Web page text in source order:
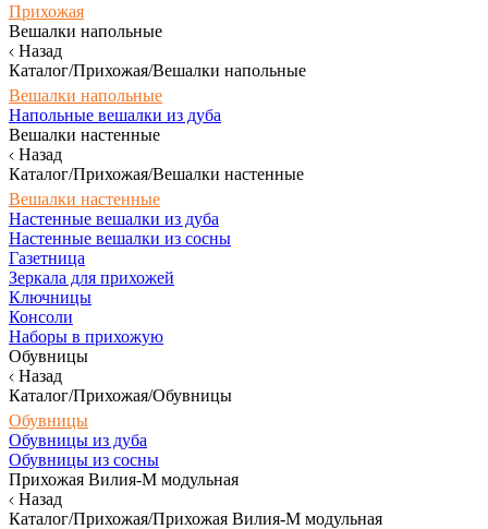
Прихожая
Вешалки напольные
Назад
Каталог/Прихожая/Вешалки напольные
Вешалки напольные
Напольные вешалки из дуба
Вешалки настенные
Назад
Каталог/Прихожая/Вешалки настенные
Вешалки настенные
Настенные вешалки из дуба
Настенные вешалки из сосны
Газетница
Зеркала для прихожей
Ключницы
Консоли
Наборы в прихожую
Обувницы
Назад
Каталог/Прихожая/Обувницы
Обувницы
Обувницы из дуба
Обувницы из сосны
Прихожая Вилия-М модульная
Назад
Каталог/Прихожая/Прихожая Вилия-М модульная